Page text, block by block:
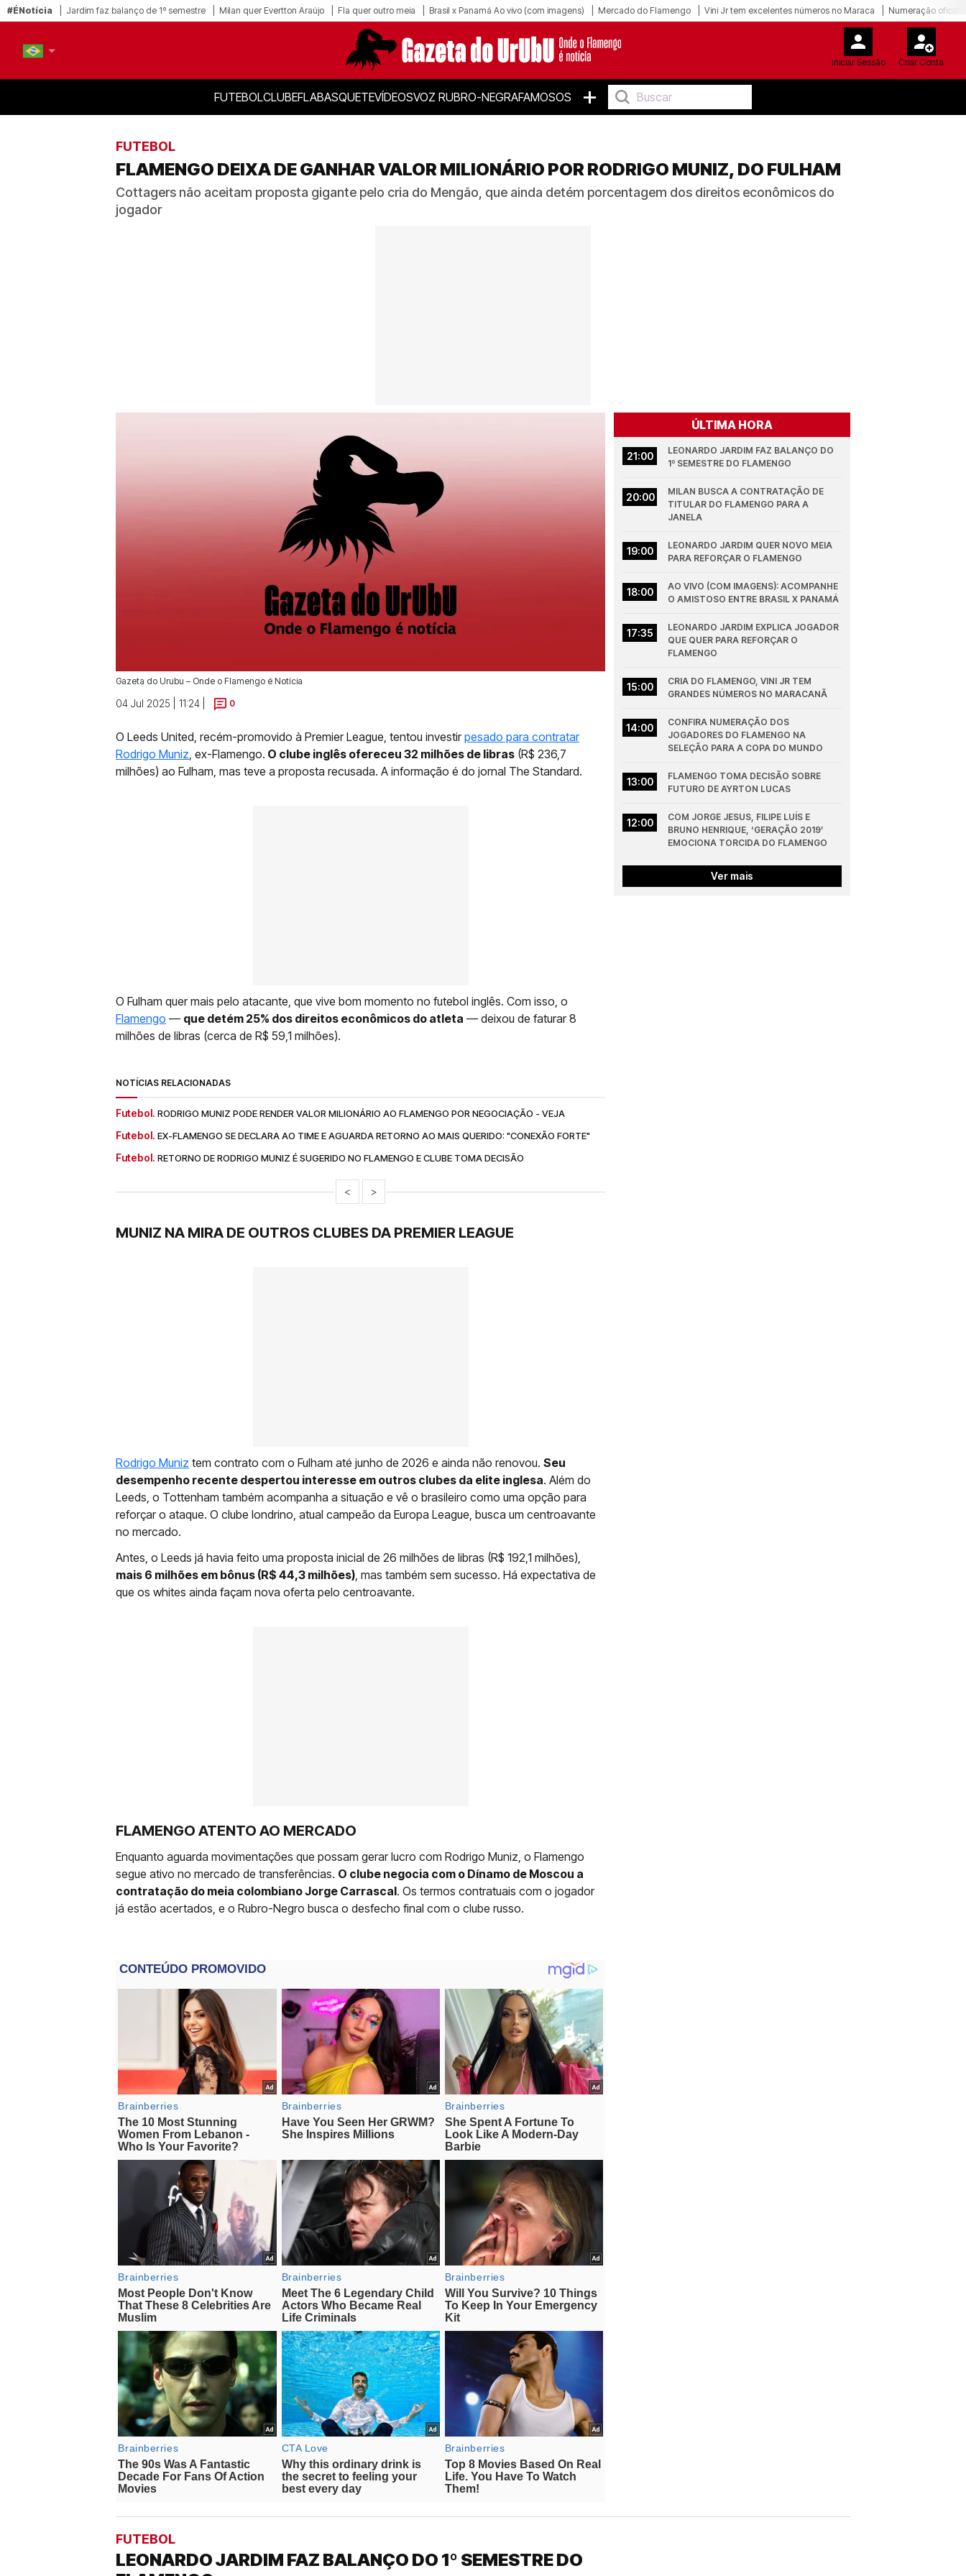
#ÉNotícia Jardim faz balanço de 1º semestre Milan quer Evertton Araújo Fla quer outro meia Brasil x Panamá Ao vivo (com imagens) Mercado do Flamengo Vini Jr tem excelentes números no Maraca Numeração oficial
Iniciar Sessão Criar Conta
FUTEBOLCLUBEFLABASQUETEVÍDEOSVOZ RUBRO-NEGRAFAMOSOS +
FUTEBOL
FLAMENGO DEIXA DE GANHAR VALOR MILIONÁRIO POR RODRIGO MUNIZ, DO FULHAM
Cottagers não aceitam proposta gigante pelo cria do Mengão, que ainda detém porcentagem dos direitos econômicos do
jogador
Gazeta do Urubu – Onde o Flamengo é Notícia
04 Jul 2025 | 11:24 | 0
O Leeds United, recém-promovido à Premier League, tentou investirpesado para contratar
Rodrigo Muniz, ex-Flamengo. O clube inglês ofereceu 32 milhões de libras (R$ 236,7
milhões) ao Fulham, mas teve a proposta recusada. A informação é do jornal The Standard.
O Fulham quer mais pelo atacante, que vive bom momento no futebol inglês. Com isso, o
Flamengo — que detém 25% dos direitos econômicos do atleta — deixou de faturar 8
milhões de libras (cerca de R$ 59,1 milhões).
NOTÍCIAS RELACIONADAS
Futebol. RODRIGO MUNIZ PODE RENDER VALOR MILIONÁRIO AO FLAMENGO POR NEGOCIAÇÃO - VEJA
Futebol. EX-FLAMENGO SE DECLARA AO TIME E AGUARDA RETORNO AO MAIS QUERIDO: "CONEXÃO FORTE"
Futebol. RETORNO DE RODRIGO MUNIZ É SUGERIDO NO FLAMENGO E CLUBE TOMA DECISÃO
< >
MUNIZ NA MIRA DE OUTROS CLUBES DA PREMIER LEAGUE
Rodrigo Muniz tem contrato com o Fulham até junho de 2026 e ainda não renovou. Seu
desempenho recente despertou interesse em outros clubes da elite inglesa. Além do
Leeds, o Tottenham também acompanha a situação e vê o brasileiro como uma opção para
reforçar o ataque. O clube londrino, atual campeão da Europa League, busca um centroavante
no mercado.
Antes, o Leeds já havia feito uma proposta inicial de 26 milhões de libras (R$ 192,1 milhões),
mais 6 milhões em bônus (R$ 44,3 milhões), mas também sem sucesso. Há expectativa de
que os whites ainda façam nova oferta pelo centroavante.
FLAMENGO ATENTO AO MERCADO
Enquanto aguarda movimentações que possam gerar lucro com Rodrigo Muniz, o Flamengo
segue ativo no mercado de transferências. O clube negocia com o Dínamo de Moscou a
contratação do meia colombiano Jorge Carrascal. Os termos contratuais com o jogador
já estão acertados, e o Rubro-Negro busca o desfecho final com o clube russo.
ÚLTIMA HORA
21:00
LEONARDO JARDIM FAZ BALANÇO DO
1º SEMESTRE DO FLAMENGO
20:00
MILAN BUSCA A CONTRATAÇÃO DE
TITULAR DO FLAMENGO PARA A
JANELA
19:00
LEONARDO JARDIM QUER NOVO MEIA
PARA REFORÇAR O FLAMENGO
18:00
AO VIVO (COM IMAGENS): ACOMPANHE
O AMISTOSO ENTRE BRASIL X PANAMÁ
17:35
LEONARDO JARDIM EXPLICA JOGADOR
QUE QUER PARA REFORÇAR O
FLAMENGO
15:00
CRIA DO FLAMENGO, VINI JR TEM
GRANDES NÚMEROS NO MARACANÃ
14:00
CONFIRA NUMERAÇÃO DOS
JOGADORES DO FLAMENGO NA
SELEÇÃO PARA A COPA DO MUNDO
13:00
FLAMENGO TOMA DECISÃO SOBRE
FUTURO DE AYRTON LUCAS
12:00
COM JORGE JESUS, FILIPE LUÍS E
BRUNO HENRIQUE, ‘GERAÇÃO 2019’
EMOCIONA TORCIDA DO FLAMENGO
Ver mais
FUTEBOL
LEONARDO JARDIM FAZ BALANÇO DO 1º SEMESTRE DO